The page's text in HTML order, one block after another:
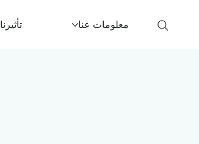
معلومات عنا تأثيرنا